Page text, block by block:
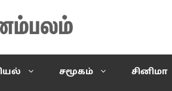
சமூகம் சினிமா